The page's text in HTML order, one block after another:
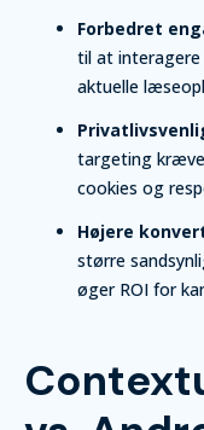
Forbedret
til at interagere
aktuelle
targeting
cookies og
Højere
større
øger ROI for